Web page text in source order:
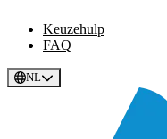
Keuzehulp
FAQ
NL